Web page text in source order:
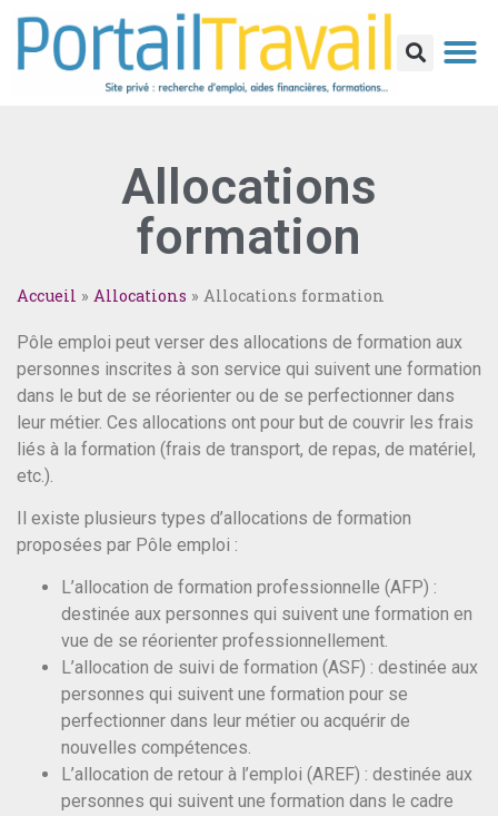
Allocations
formation
Accueil » Allocations » Allocations formation
Pôle emploi peut verser des allocations de formation aux
personnes inscrites à son service qui suivent une formation
dans le but de se réorienter ou de se perfectionner dans
leur métier. Ces allocations ont pour but de couvrir les frais
liés à la formation (frais de transport, de repas, de matériel,
etc.).
Il existe plusieurs types d’allocations de formation
proposées par Pôle emploi :
L’allocation de formation professionnelle (AFP) :
destinée aux personnes qui suivent une formation en
vue de se réorienter professionnellement.
L’allocation de suivi de formation (ASF) : destinée aux
personnes qui suivent une formation pour se
perfectionner dans leur métier ou acquérir de
nouvelles compétences.
L’allocation de retour à l’emploi (AREF) : destinée aux
personnes qui suivent une formation dans le cadre